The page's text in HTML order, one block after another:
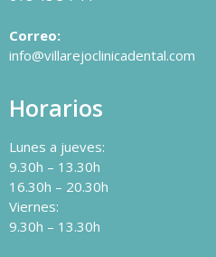
Correo:
info@villarejoclinicadental.com
Horarios
Lunes a jueves:
9.30h – 13.30h
16.30h – 20.30h
Viernes:
9.30h – 13.30h